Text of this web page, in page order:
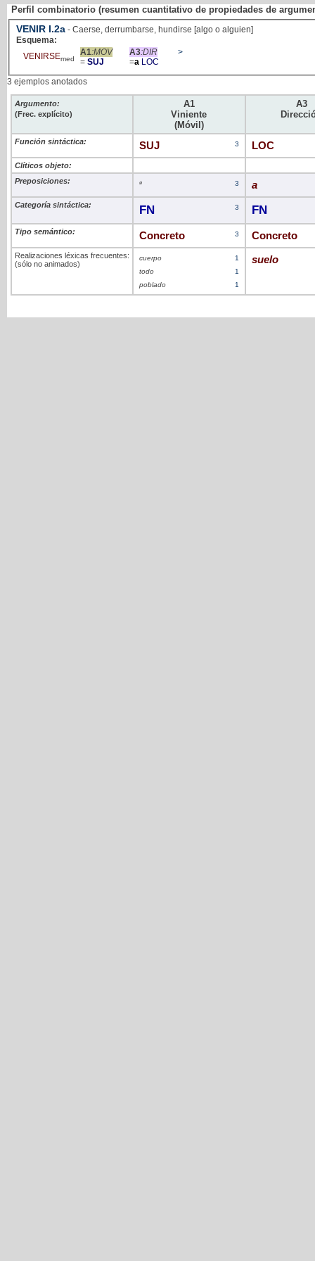
Perfil combinatorio (resumen cuantitativo de propiedades de
VENIR I.2a - Caerse, derrumbarse, hundirse [algo o alguien]
Esquema:
VENIRSEmed
A1:MOV
= SUJ
A3:DIR
=a LOC
>
3 ejemplos anotados
Argumento:
(Frec. explícito)
A1
Viniente
(Móvil)
A3
Función sintáctica: SUJ 3 LOC
Clíticos objeto:
Preposiciones:
ø 3 a
Categoría sintáctica: FN 3 FN
Tipo semántico: Concreto 3 Concreto
Realizaciones léxicas frecuentes:
(sólo no animados)
cuerpo
1
todo
1
poblado
1
suelo